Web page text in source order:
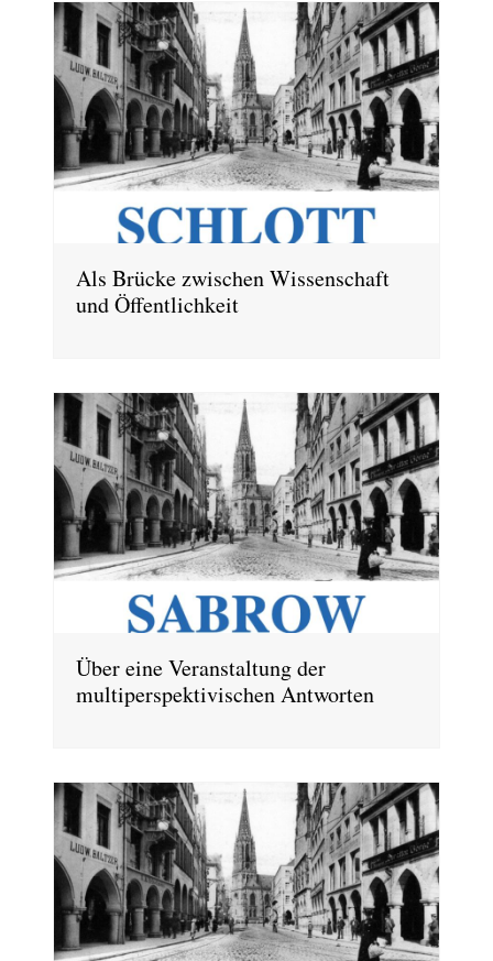
Als Brücke zwischen Wissenschaft
und Öffentlichkeit
Über eine Veranstaltung der
multiperspektivischen Antworten